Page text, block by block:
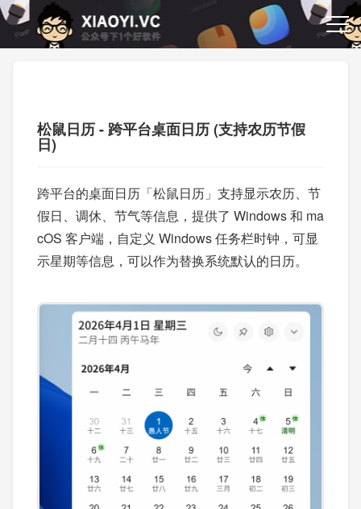
松鼠日历 - 跨平台桌面日历 (支持农历节假
日)
跨平台的桌面日历「松鼠日历」支持显示农历、节
假日、调休、节气等信息，提供了 Windows 和 ma
cOS 客户端，自定义 Windows 任务栏时钟，可显
示星期等信息，可以作为替换系统默认的日历。